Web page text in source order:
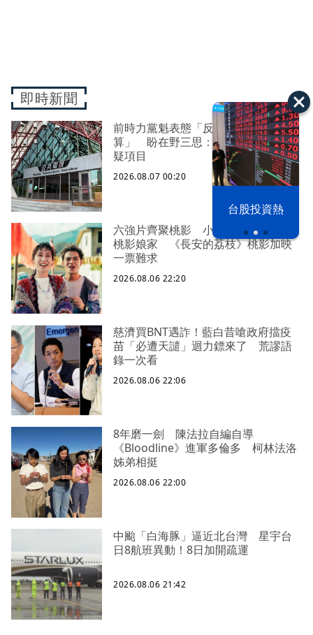
台股投資熱
即時新聞
前時力黨魁表態「反對刪公視預
算」 盼在野三思：改凍結處理受質
疑項目
2026.08.07 00:20
六強片齊聚桃影 小薰《祖先鬼》回
桃影娘家 《長安的荔枝》桃影加映
一票難求
2026.08.06 22:20
慈濟買BNT遇詐！藍白昔嗆政府擋疫
苗「必遭天譴」迴力鏢來了 荒謬語
錄一次看
2026.08.06 22:06
8年磨一劍 陳法拉自編自導
《Bloodline》進軍多倫多 柯林法洛
姊弟相挺
2026.08.06 22:00
中颱「白海豚」逼近北台灣 星宇台
日8航班異動！8日加開疏運
2026.08.06 21:42